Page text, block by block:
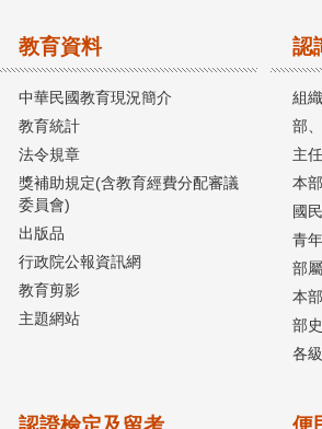
教育資料
中華民國教育現況簡介
教育統計
法令規章
獎補助規定(含教育經費分配審議
委員會)
出版品
行政院公報資訊網
教育剪影
主題網站
認
組
部
主
本
國
青
部
本
部
各